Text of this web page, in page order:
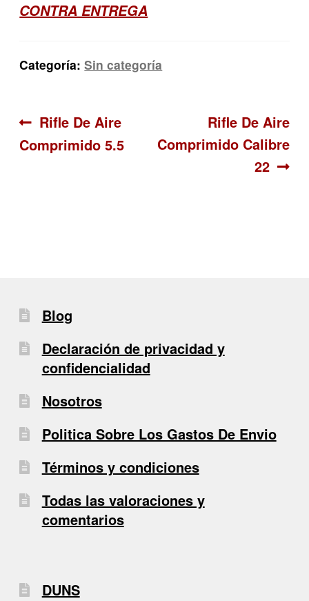
CONTRA ENTREGA
Categoría:Sin categoría
Navegación
de
Anterior:
Rifle De Aire
Comprimido 5.5
Siguiente:
Rifle De Aire
Comprimido Calibre
22
Blog
Declaración de privacidad y
confidencialidad
Nosotros
Politica Sobre Los Gastos De Envio
Términos y condiciones
Todas las valoraciones y
comentarios
DUNS